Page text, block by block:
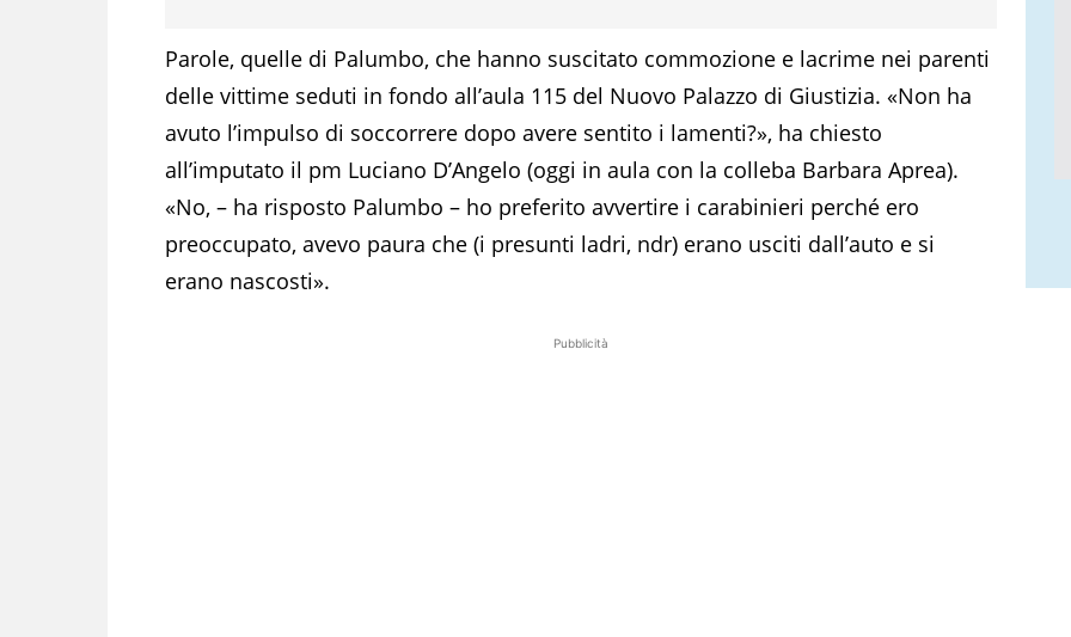
Parole, quelle di Palumbo, che hanno suscitato commozione e lacrime nei parenti
delle vittime seduti in fondo all’aula 115 del Nuovo Palazzo di Giustizia. «Non ha
avuto l’impulso di soccorrere dopo avere sentito i lamenti?», ha chiesto
all’imputato il pm Luciano D’Angelo (oggi in aula con la colleba Barbara Aprea).
«No, – ha risposto Palumbo – ho preferito avvertire i carabinieri perché ero
preoccupato, avevo paura che (i presunti ladri, ndr) erano usciti dall’auto e si
erano nascosti».
Pubblicità